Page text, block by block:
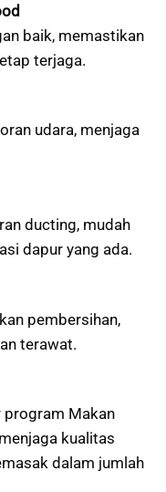
baik, memastikan
terjaga.
udara, menjaga
ducting, mudah
dapur yang ada.
pembersihan,
terawat.
program Makan
kualitas
dalam jumlah